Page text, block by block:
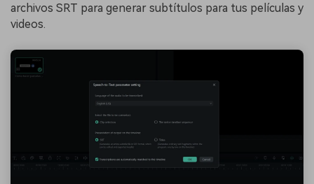
archivos SRT para generar subtítulos para tus películas y
videos.